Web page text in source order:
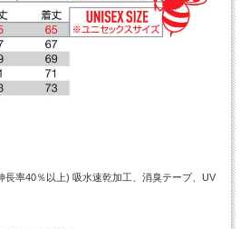
率40％以上) 吸水速乾加工、消臭テープ、UV